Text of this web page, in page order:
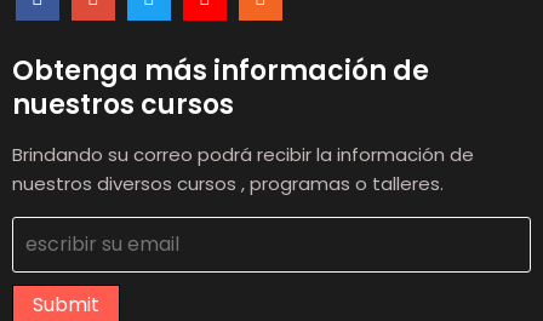
Obtenga más información de
nuestros cursos
Brindando su correo podrá recibir la información de
nuestros diversos cursos , programas o talleres.
Submit